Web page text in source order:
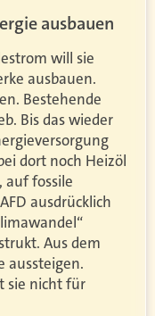
ausbauen
will sie
ausbauen.
Bestehende
Bis das wieder
dort noch Heizöl
auf fossile
ausdrücklich
Aus dem
aussteigen.
sie nicht für